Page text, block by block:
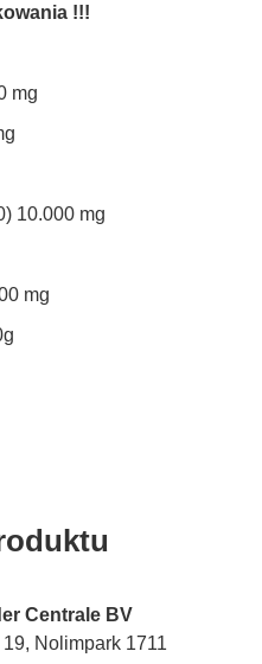
!!!
mg
10.000 mg
mg
Centrale BV
Nolimpark 1711